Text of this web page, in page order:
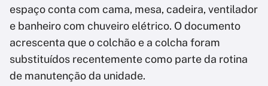
espaço conta com cama, mesa, cadeira, ventilador
e banheiro com chuveiro elétrico. O documento
acrescenta que o colchão e a colcha foram
substituídos recentemente como parte da rotina
de manutenção da unidade.